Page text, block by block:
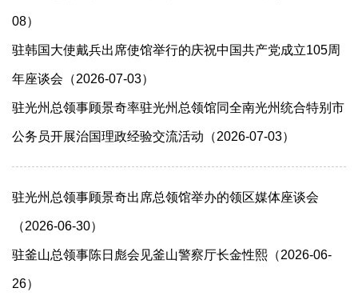
08）
驻韩国大使戴兵出席使馆举行的庆祝中国共产党成立105周
年座谈会（2026-07-03）
驻光州总领事顾景奇率驻光州总领馆同全南光州统合特别市
公务员开展治国理政经验交流活动（2026-07-03）
驻光州总领事顾景奇出席总领馆举办的领区媒体座谈会
（2026-06-30）
驻釜山总领事陈日彪会见釜山警察厅长金性熙（2026-06-
26）